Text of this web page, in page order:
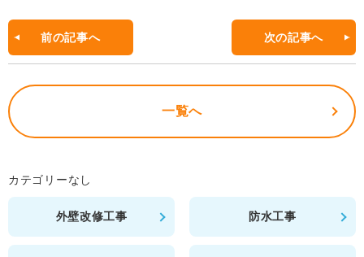
e
b
o
o
前の記事へ 次の記事へ
一覧へ
カテゴリーなし
外壁改修工事 防水工事